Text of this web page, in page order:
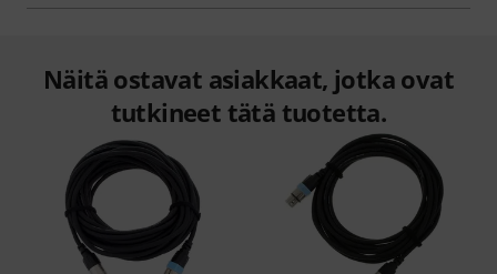
Näitä ostavat asiakkaat, jotka ovat
tutkineet tätä tuotetta.